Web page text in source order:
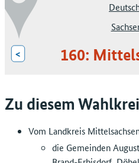
< 160:
Zu diesem
Vom Landkreis
die Gemeinden